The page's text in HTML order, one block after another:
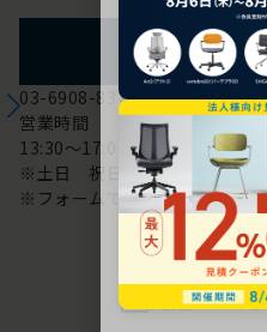
フォームから
03-6908-8370
営業時間
13:30～17:00
※土日 祝日は休み
※フォームでのお問い合わせは
配送・お